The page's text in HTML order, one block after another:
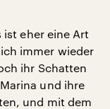
ist eher eine Art
immer wieder
ihr Schatten
und ihre
und mit dem